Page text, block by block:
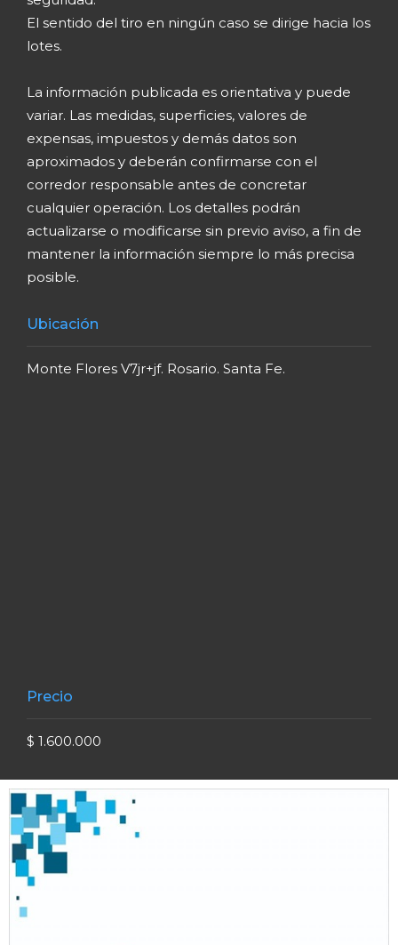
El sentido del tiro en ningún caso se dirige hacia los
lotes.
La información publicada es orientativa y puede
variar. Las medidas, superficies, valores de
expensas, impuestos y demás datos son
aproximados y deberán confirmarse con el
corredor responsable antes de concretar
cualquier operación. Los detalles podrán
actualizarse o modificarse sin previo aviso, a fin de
mantener la información siempre lo más precisa
posible.
Ubicación
Monte Flores V7jr+jf. Rosario. Santa Fe.
Precio
$ 1.600.000